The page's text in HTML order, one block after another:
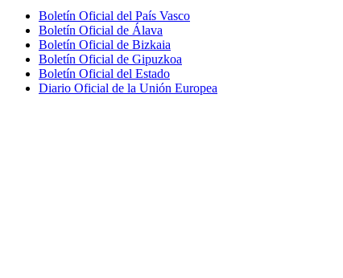
Boletín Oficial del País Vasco
Boletín Oficial de Álava
Boletín Oficial de Bizkaia
Boletín Oficial de Gipuzkoa
Boletín Oficial del Estado
Diario Oficial de la Unión Europea